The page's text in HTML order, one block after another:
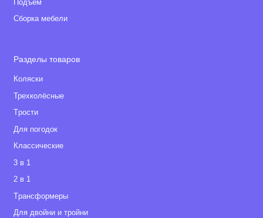
Подъем
Сборка мебели
Разделы товаров
Коляски
Трехколёсные
Tрости
Для погодок
Классические
3 в 1
2 в 1
Tрансформеры
Для двойни и тройни